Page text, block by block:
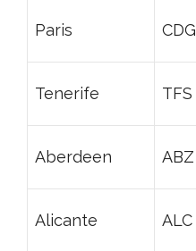
Paris CDG
Tenerife TFS
Aberdeen ABZ
Alicante ALC